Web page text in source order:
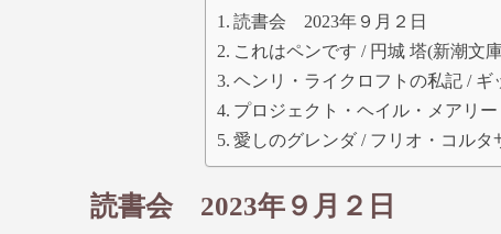
読書会 2023年９月２日
これはペンです / 円城 塔(新潮文
ヘンリ・ライクロフトの私記 / ギ
プロジェクト・ヘイル・メアリ
愛しのグレンダ / フリオ・コルタ
読書会 2023年９月２日